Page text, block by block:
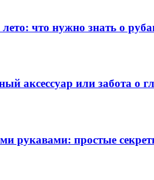
что нужно знать о
аксессуар или забота о
рукавами: простые